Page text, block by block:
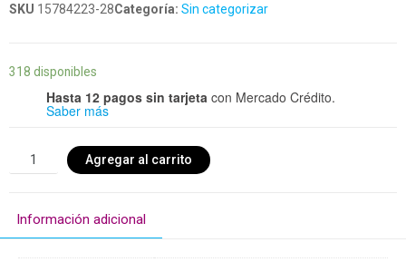
SKU 15784223-28Categoría: Sin categorizar
318 disponibles
Hasta 12 pagos sin tarjeta con Mercado Crédito.
Saber más
Agregar al carrito
Información adicional